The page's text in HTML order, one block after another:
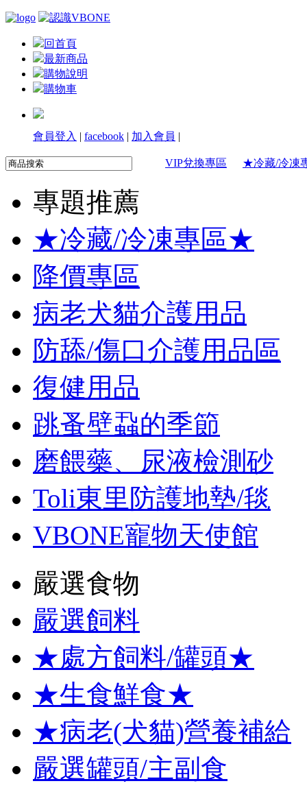
回首頁
最新商品
購物說明
購物車
會員登入 | facebook | 加入會員 |
VIP兌換專區 ★冷藏/冷凍
專題推薦
★冷藏/冷凍專區★
降價專區
病老犬貓介護用品
防舔/傷口介護用品區
復健用品
跳蚤壁蝨的季節
磨餵藥、尿液檢測砂
Toli東里防護地墊/毯
VBONE寵物天使館
嚴選食物
嚴選飼料
★處方飼料/罐頭★
★生食鮮食★
★病老(犬貓)營養補給
嚴選罐頭/主副食